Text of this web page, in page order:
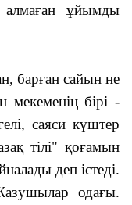
алмаған ұйымды
барған сайын не
мекеменің бірі -
саяси күштер
тілі" қоғамын
деп істеді.
одағы.